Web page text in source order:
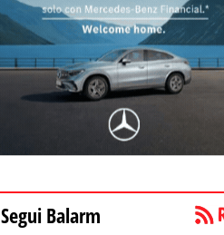
Segui Balarm